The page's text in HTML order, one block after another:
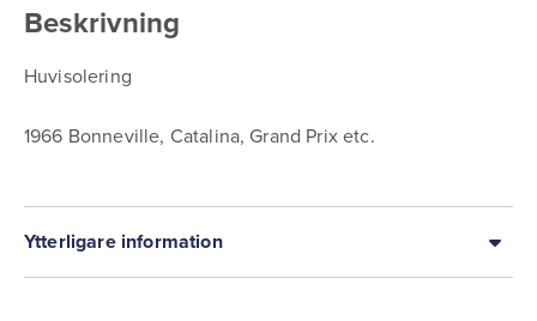
Beskrivning
Huvisolering
1966 Bonneville, Catalina, Grand Prix etc.
Ytterligare information